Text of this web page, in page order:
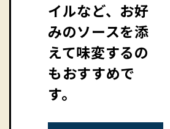
イルなど、お好
みのソースを添
えて味変するの
もおすすめで
す。